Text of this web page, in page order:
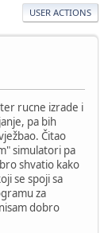
USER ACTIONS
rucne izrade i
pa bih
Čitao
simulatori pa
shvatio kako
se spoji sa
za
dobro